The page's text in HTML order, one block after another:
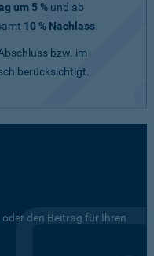
um 5 % und ab
10 % Nachlass.
bzw. im
berücksichtigt.
den Beitrag für Ihren